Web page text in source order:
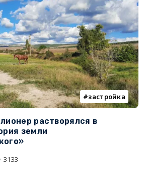
застройка
растворялся в
земли
3133